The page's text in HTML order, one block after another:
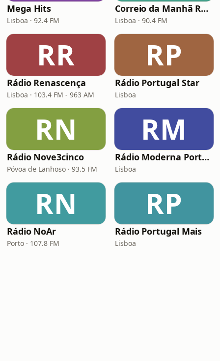
Mega Hits
Lisboa · 92.4 FM
Correio da Manhã Rádio (CM Rádio)
Lisboa · 90.4 FM
RR
Rádio Renascença
Lisboa · 103.4 FM - 963 AM
RP
Rádio Portugal Star
Lisboa
RN
Rádio Nove3cinco
Póvoa de Lanhoso · 93.5 FM
RM
Rádio Moderna Portugal
Lisboa
RN
Rádio NoAr
Porto · 107.8 FM
RP
Rádio Portugal Mais
Lisboa